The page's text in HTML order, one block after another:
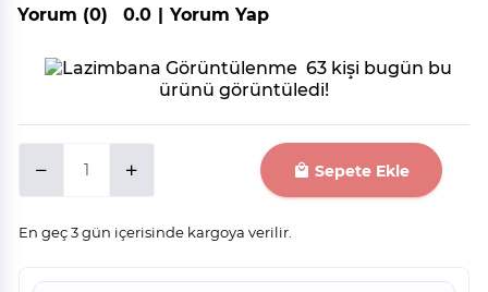
Yorum (0) 0.0 | Yorum Yap
63 kişi bugün bu
ürünü görüntüledi!
Sepete Ekle
En geç 3 gün içerisinde kargoya verilir.